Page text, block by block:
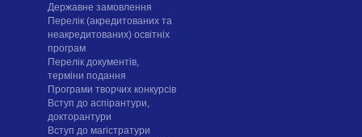
Державне замовлення
Перелік (акредитованих та
неакредитованих) освітніх
програм
Перелік документів,
терміни подання
Програми творчих конкурсiв
Вступ до аспірантури,
докторантури
Вступ до магістратури